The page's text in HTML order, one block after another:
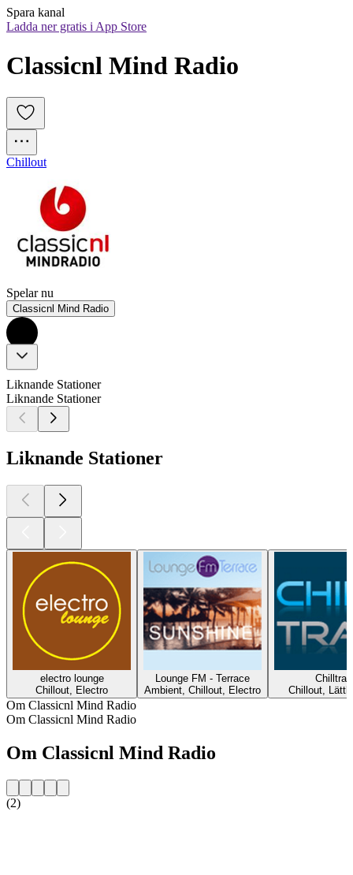
Spara kanal
Ladda ner gratis i App Store
Classicnl Mind Radio
Chillout
Spelar nu
Classicnl Mind Radio
Liknande Stationer
Liknande Stationer
Liknande Stationer
electro lounge
Chillout, Electro
Lounge FM - Terrace
Ambient, Chillout, Electro
Chilltrax
Chillout,
Om Classicnl Mind Radio
Om Classicnl Mind Radio
Om Classicnl Mind Radio
(2)